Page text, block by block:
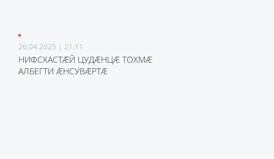
26.04.2025 | 21:11
НИФСХАСТÆЙ ЦУДÆНЦÆ ТОХМÆ
АЛБЕГТИ ÆНСУВÆРТÆ